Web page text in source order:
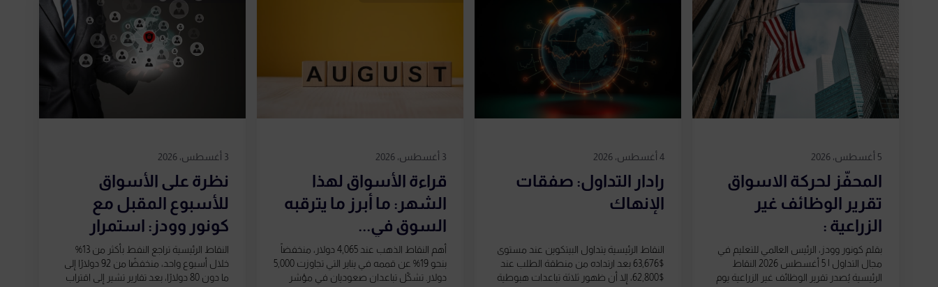
5 أغسطس، 2026
المحفّز لحركة الاسواق
تقرير الوظائف غير
الزراعية :
بقلم كونور وودز، الرئيس العالمي للتعليم في
مجال التداول | 5 أغسطس 2026 النقاط
الرئيسية يُصدر تقرير الوظائف غير الزراعية يوم
4 أغسطس، 2026
رادار التداول: صفقات
الإنهاك
النقاط الرئيسية يتداول البيتكوين عند مستوى
$63,676 بعد ارتداده من منطقة الطلب عند
$62,800، إلا أن ظهور ثلاثة تباعدات هبوطية
3 أغسطس، 2026
قراءة الأسواق لهذا
الشهر: ما أبرز ما يترقبه
السوق في...
أهم النقاط الذهب عند 4,065 دولار، منخفضاً
بنحو 19% عن قممه في يناير التي تجاوزت 5,000
دولار. تشكّل تباعدان صعوديان في مؤشر
3 أغسطس، 2026
نظرة على الأسواق
للأسبوع المقبل مع
كونور وودز: استمرار
التقلبات...
النقاط الرئيسية تراجع النفط بأكثر من 13%
خلال أسبوع واحد، منخفضًا من 92 دولارًا إلى
ما دون 80 دولارًا، بعد تقارير تشير إلى اقتراب